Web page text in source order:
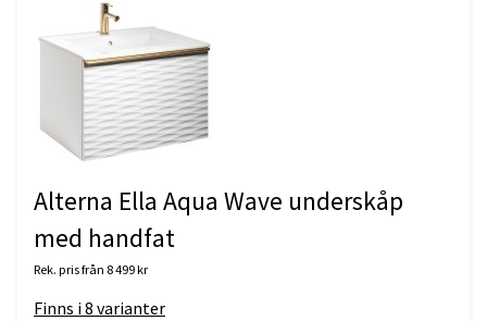
Alterna Ella Aqua Wave underskåp
med handfat
Rek. pris från 8 499 kr
Finns i8 varianter